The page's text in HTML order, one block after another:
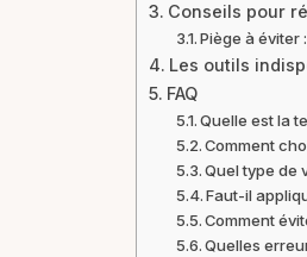
Conseils pour
Piège à éviter
Les outils
FAQ
Quelle est la
Comment
Quel type de
Faut-il
Comment
Quelles